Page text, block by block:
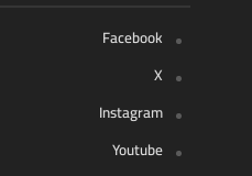
Facebook
X
Instagram
Youtube